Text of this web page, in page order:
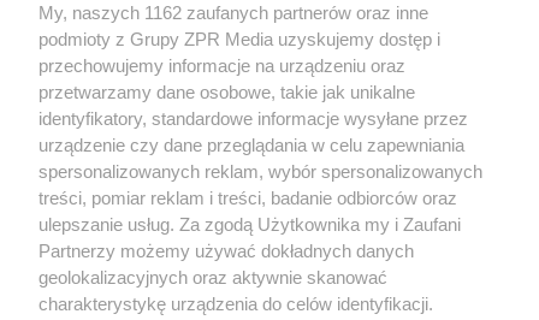
Żaden utwór zamieszczony w serwisie nie może być powielany i
rozpowszechniany lub dalej rozpowszechniany w jakikolwiek
sposób (w tym także elektroniczny lub mechaniczny) na
jakimkolwiek polu eksploatacji w jakiejkolwiek formie, włącznie z
umieszczaniem w Internecie bez pisemnej zgody właściciela praw.
Jakiekolwiek użycie lub wykorzystanie utworów w całości lub w
części z naruszeniem prawa, tzn. bez właściwej zgody, jest
zabronione pod groźbą kary i może być ścigane prawnie.
My, naszych 1162 zaufanych partnerów oraz inne
podmioty z Grupy ZPR Media uzyskujemy dostęp i
przechowujemy informacje na urządzeniu oraz
przetwarzamy dane osobowe, takie jak unikalne
identyfikatory, standardowe informacje wysyłane przez
urządzenie czy dane przeglądania w celu zapewniania
spersonalizowanych reklam, wybór spersonalizowanych
treści, pomiar reklam i treści, badanie odbiorców oraz
ulepszanie usług. Za zgodą Użytkownika my i Zaufani
Partnerzy możemy używać dokładnych danych
geolokalizacyjnych oraz aktywnie skanować
charakterystykę urządzenia do celów identyfikacji.